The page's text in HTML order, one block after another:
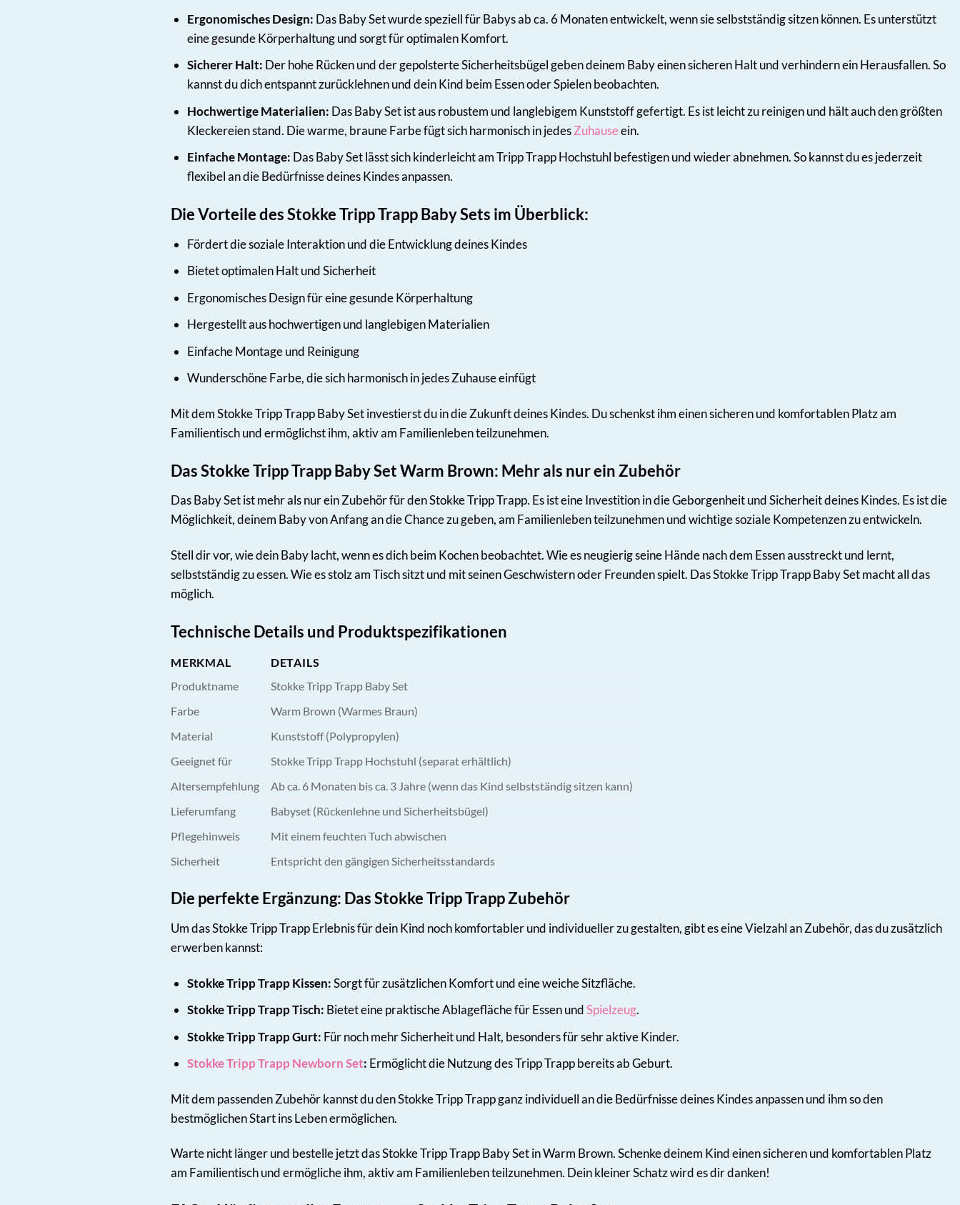
Ergonomisches Design: Das Baby Set wurde speziell für Babys ab ca. 6 Monaten entwickelt, wenn sie selbstständig sitzen können. Es unterstützt
eine gesunde Körperhaltung und sorgt für optimalen Komfort.
Sicherer Halt: Der hohe Rücken und der gepolsterte Sicherheitsbügel geben deinem Baby einen sicheren Halt und verhindern ein Herausfallen. So
kannst du dich entspannt zurücklehnen und dein Kind beim Essen oder Spielen beobachten.
Hochwertige Materialien: Das Baby Set ist aus robustem und langlebigem Kunststoff gefertigt. Es ist leicht zu reinigen und hält auch den größten
Kleckereien stand. Die warme, braune Farbe fügt sich harmonisch in jedesZuhauseein.
Einfache Montage: Das Baby Set lässt sich kinderleicht am Tripp Trapp Hochstuhl befestigen und wieder abnehmen. So kannst du es jederzeit
flexibel an die Bedürfnisse deines Kindes anpassen.
Die Vorteile des Stokke Tripp Trapp Baby Sets im Überblick:
Fördert die soziale Interaktion und die Entwicklung deines Kindes
Bietet optimalen Halt und Sicherheit
Ergonomisches Design für eine gesunde Körperhaltung
Hergestellt aus hochwertigen und langlebigen Materialien
Einfache Montage und Reinigung
Wunderschöne Farbe, die sich harmonisch in jedes Zuhause einfügt
Mit dem Stokke Tripp Trapp Baby Set investierst du in die Zukunft deines Kindes. Du schenkst ihm einen sicheren und komfortablen Platz am
Familientisch und ermöglichst ihm, aktiv am Familienleben teilzunehmen.
Das Stokke Tripp Trapp Baby Set Warm Brown: Mehr als nur ein Zubehör
Das Baby Set ist mehr als nur ein Zubehör für den Stokke Tripp Trapp. Es ist eine Investition in die Geborgenheit und Sicherheit deines Kindes. Es ist die
Möglichkeit, deinem Baby von Anfang an die Chance zu geben, am Familienleben teilzunehmen und wichtige soziale Kompetenzen zu entwickeln.
Stell dir vor, wie dein Baby lacht, wenn es dich beim Kochen beobachtet. Wie es neugierig seine Hände nach dem Essen ausstreckt und lernt,
selbstständig zu essen. Wie es stolz am Tisch sitzt und mit seinen Geschwistern oder Freunden spielt. Das Stokke Tripp Trapp Baby Set macht all das
möglich.
Technische Details und Produktspezifikationen
MERKMAL
DETAILS
Produktname
Stokke Tripp Trapp Baby Set
Farbe
Warm Brown (Warmes Braun)
Material
Kunststoff (Polypropylen)
Geeignet für
Stokke Tripp Trapp Hochstuhl (separat erhältlich)
Altersempfehlung
Ab ca. 6 Monaten bis ca. 3 Jahre (wenn das Kind selbstständig sitzen kann)
Lieferumfang
Babyset (Rückenlehne und Sicherheitsbügel)
Pflegehinweis
Mit einem feuchten Tuch abwischen
Sicherheit
Entspricht den gängigen Sicherheitsstandards
Die perfekte Ergänzung: Das Stokke Tripp Trapp Zubehör
Um das Stokke Tripp Trapp Erlebnis für dein Kind noch komfortabler und individueller zu gestalten, gibt es eine Vielzahl an Zubehör, das du zusätzlich
erwerben kannst:
Stokke Tripp Trapp Kissen:Sorgt für zusätzlichen Komfort und eine weiche Sitzfläche.
Stokke Tripp Trapp Tisch: Bietet eine praktische Ablagefläche für Essen undSpielzeug.
Stokke Tripp Trapp Gurt: Für noch mehr Sicherheit und Halt, besonders für sehr aktive Kinder.
Stokke Tripp Trapp Newborn Set: Ermöglicht die Nutzung des Tripp Trapp bereits ab Geburt.
Mit dem passenden Zubehör kannst du den Stokke Tripp Trapp ganz individuell an die Bedürfnisse deines Kindes anpassen und ihm so den
bestmöglichen Start ins Leben ermöglichen.
Warte nicht länger und bestelle jetzt das Stokke Tripp Trapp Baby Set in Warm Brown. Schenke deinem Kind einen sicheren und komfortablen Platz
am Familientisch und ermögliche ihm, aktiv am Familienleben teilzunehmen. Dein kleiner Schatz wird es dir danken!